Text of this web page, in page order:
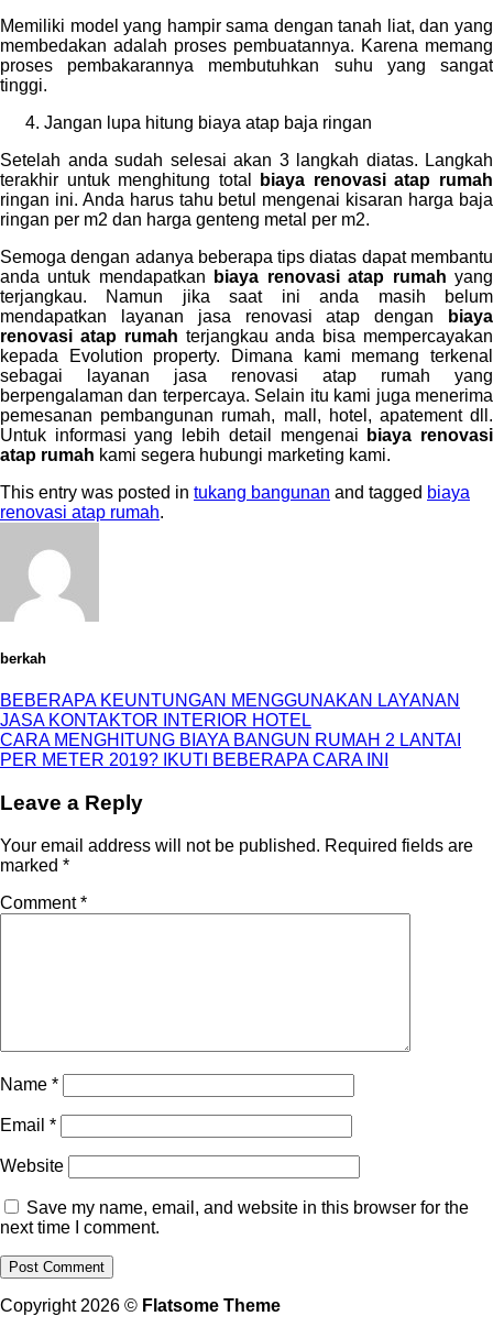
Memiliki model yang hampir sama dengan tanah liat, dan yang
membedakan adalah proses pembuatannya. Karena memang
proses pembakarannya membutuhkan suhu yang sangat
tinggi.
Jangan lupa hitung biaya atap baja ringan
Setelah anda sudah selesai akan 3 langkah diatas. Langkah
terakhir untuk menghitung total
biaya renovasi atap rumah
ringan ini. Anda harus tahu betul mengenai kisaran harga baja
ringan per m2 dan harga genteng metal per m2.
Semoga dengan adanya beberapa tips diatas dapat membantu
anda untuk mendapatkan
biaya renovasi atap rumahyang
terjangkau. Namun jika saat ini anda masih belum
mendapatkan layanan jasa renovasi atap dengan
biaya
renovasi atap rumah terjangkau anda bisa mempercayakan
kepada Evolution property. Dimana kami memang terkenal
sebagai layanan jasa renovasi atap rumah yang
berpengalaman dan terpercaya. Selain itu kami juga menerima
pemesanan pembangunan rumah, mall, hotel, apatement dll.
Untuk informasi yang lebih detail mengenai
biaya renovasi
atap rumah kami segera hubungi marketing kami.
This entry was posted in tukang bangunan and tagged biaya
renovasi atap rumah.
berkah
BEBERAPA KEUNTUNGAN MENGGUNAKAN LAYANAN
JASA KONTAKTOR INTERIOR HOTEL
CARA MENGHITUNG BIAYA BANGUN RUMAH 2 LANTAI
PER METER 2019? IKUTI BEBERAPA CARA INI
Leave a Reply
Your email address will not be published. Required fields are
marked *
Comment*
Name *
Email *
Website
Save my name, email, and website in this browser for the
next time I comment.
Copyright 2026 © Flatsome Theme